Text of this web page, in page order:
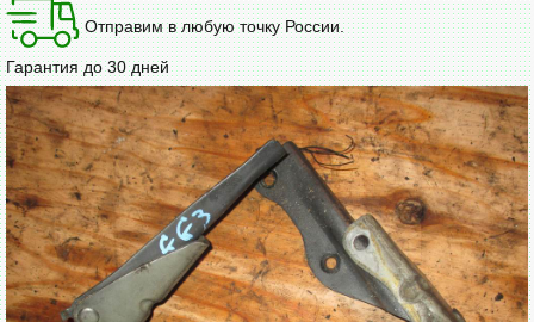
Отправим в любую точку России.
Гарантия до 30 дней